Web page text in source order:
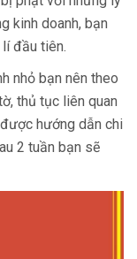
kinh doanh, bạn
đầu tiên.
nhỏ bạn nên theo
thủ tục liên quan
hướng dẫn chi
2 tuần bạn sẽ